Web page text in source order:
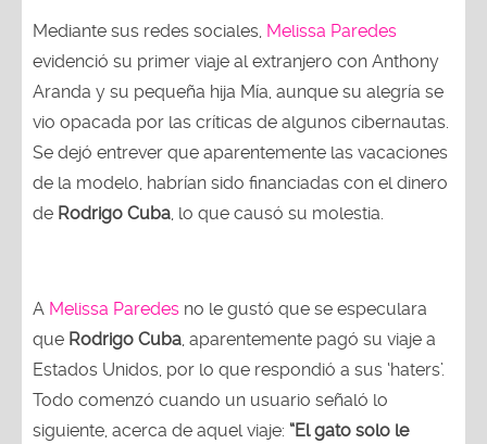
Mediante sus redes sociales, Melissa Paredes
evidenció su primer viaje al extranjero con Anthony
Aranda y su pequeña hija Mía, aunque su alegría se
vio opacada por las críticas de algunos cibernautas.
Se dejó entrever que aparentemente las vacaciones
de la modelo, habrían sido financiadas con el dinero
de Rodrigo Cuba , lo que causó su molestia.
A Melissa Paredes no le gustó que se especulara
que Rodrigo Cuba , aparentemente pagó su viaje a
Estados Unidos, por lo que respondió a sus ‘haters’.
Todo comenzó cuando un usuario señaló lo
siguiente, acerca de aquel viaje: “El gato solo le